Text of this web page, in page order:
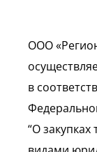
ООO
в
“О